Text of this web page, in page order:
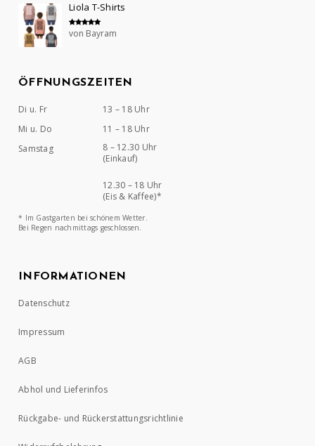
Liola T-Shirts
Bewertet mit
von Bayram
ÖFFNUNGSZEITEN
Di u. Fr
13 – 18 Uhr
Mi u. Do
11 – 18 Uhr
Samstag
8 – 12.30 Uhr
(Einkauf)
12.30 – 18 Uhr
(Eis & Kaffee)*
* Im Gastgarten bei schönem Wetter.
Bei Regen nachmittags geschlossen.
INFORMATIONEN
Datenschutz
Impressum
AGB
Abhol und Lieferinfos
Rückgabe- und Rückerstattungsrichtlinie